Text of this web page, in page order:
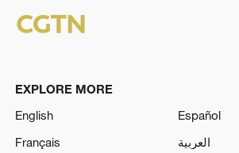
EXPLORE MORE
English
Español
Français
العربية